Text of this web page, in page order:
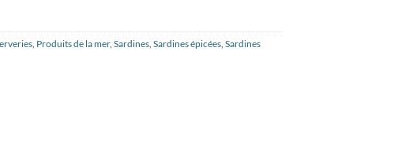
Produits de la mer, Sardines Sardines épicées Sardines